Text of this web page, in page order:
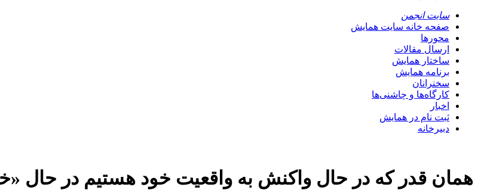
سایت انجمن
صفحه خانه سایت همایش
محورها
ارسال مقالات
ساختار همایش
برنامه همایش
سخنرانان
کارگاه‌ها و چاشنی‌ها
اخبار
ثبت نام در همایش
دبیرخانه
همان قدر که در حال واکنش به واقعیت خود هستیم در حال